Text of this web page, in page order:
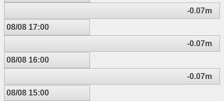
-0.07m
08/08 17:00
-0.07m
08/08 16:00
-0.07m
08/08 15:00